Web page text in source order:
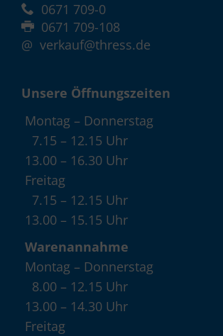
0671 709-0
0671 709-108
@ verkauf@thress.de
Unsere Öffnungszeiten
Montag – Donnerstag
7.15 – 12.15 Uhr
13.00 – 16.30 Uhr
Freitag
7.15 – 12.15 Uhr
13.00 – 15.15 Uhr
Warenannahme
Montag – Donnerstag
8.00 – 12.15 Uhr
13.00 – 14.30 Uhr
Freitag